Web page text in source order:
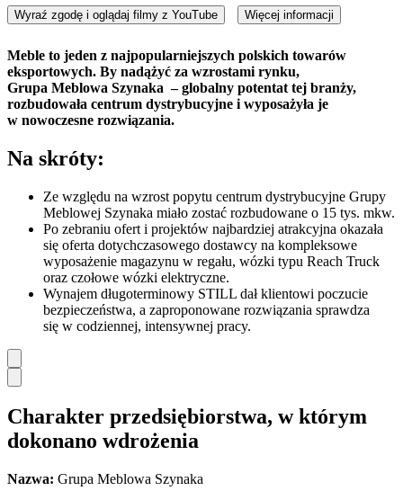
Wyraź zgodę i oglądaj filmy z YouTube Więcej informacji
Meble to jeden z najpopularniejszych polskich towarów
eksportowych. By nadążyć za wzrostami rynku,
Grupa Meblowa Szynaka– globalny potentat tej branży,
rozbudowała centrum dystrybucyjne i wyposażyła je
w nowoczesne rozwiązania.
Na skróty:
Ze względu na wzrost popytu centrum dystrybucyjne Grupy
Meblowej Szynaka miało zostać rozbudowane o 15 tys. mkw.
Po zebraniu ofert i projektów najbardziej atrakcyjna okazała
się oferta dotychczasowego dostawcy na kompleksowe
wyposażenie magazynu w regału, wózki typu Reach Truck
oraz czołowe wózki elektryczne.
Wynajem długoterminowy STILL dał klientowi poczucie
bezpieczeństwa, a zaproponowane rozwiązania sprawdza
się w codziennej, intensywnej pracy.
Charakter przedsiębiorstwa, w którym
dokonano wdrożenia
Nazwa: Grupa Meblowa Szynaka